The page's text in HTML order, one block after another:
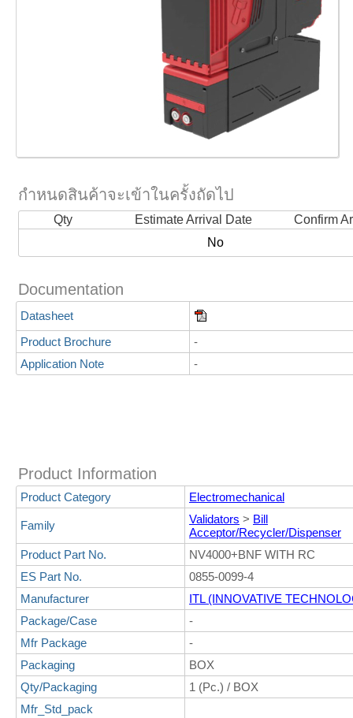
กำหนดสินค้าจะเข้าในครั้งถัดไป
Qty Estimate Arrival Date
Confirm
No
Documentation
Datasheet
Product Brochure
-
Application Note
-
Product Information
Product Category Electromechanical
Family Validators > Bill
Acceptor/Recycler/Dispenser
Product Part No.
NV4000+BNF WITH RC
ES Part No.
0855-0099-4
Manufacturer
ITL (INNOVATIVE
Package/Case
-
Mfr Package
-
Packaging
BOX
Qty/Packaging
1 (Pc.) / BOX
Mfr_Std_pack